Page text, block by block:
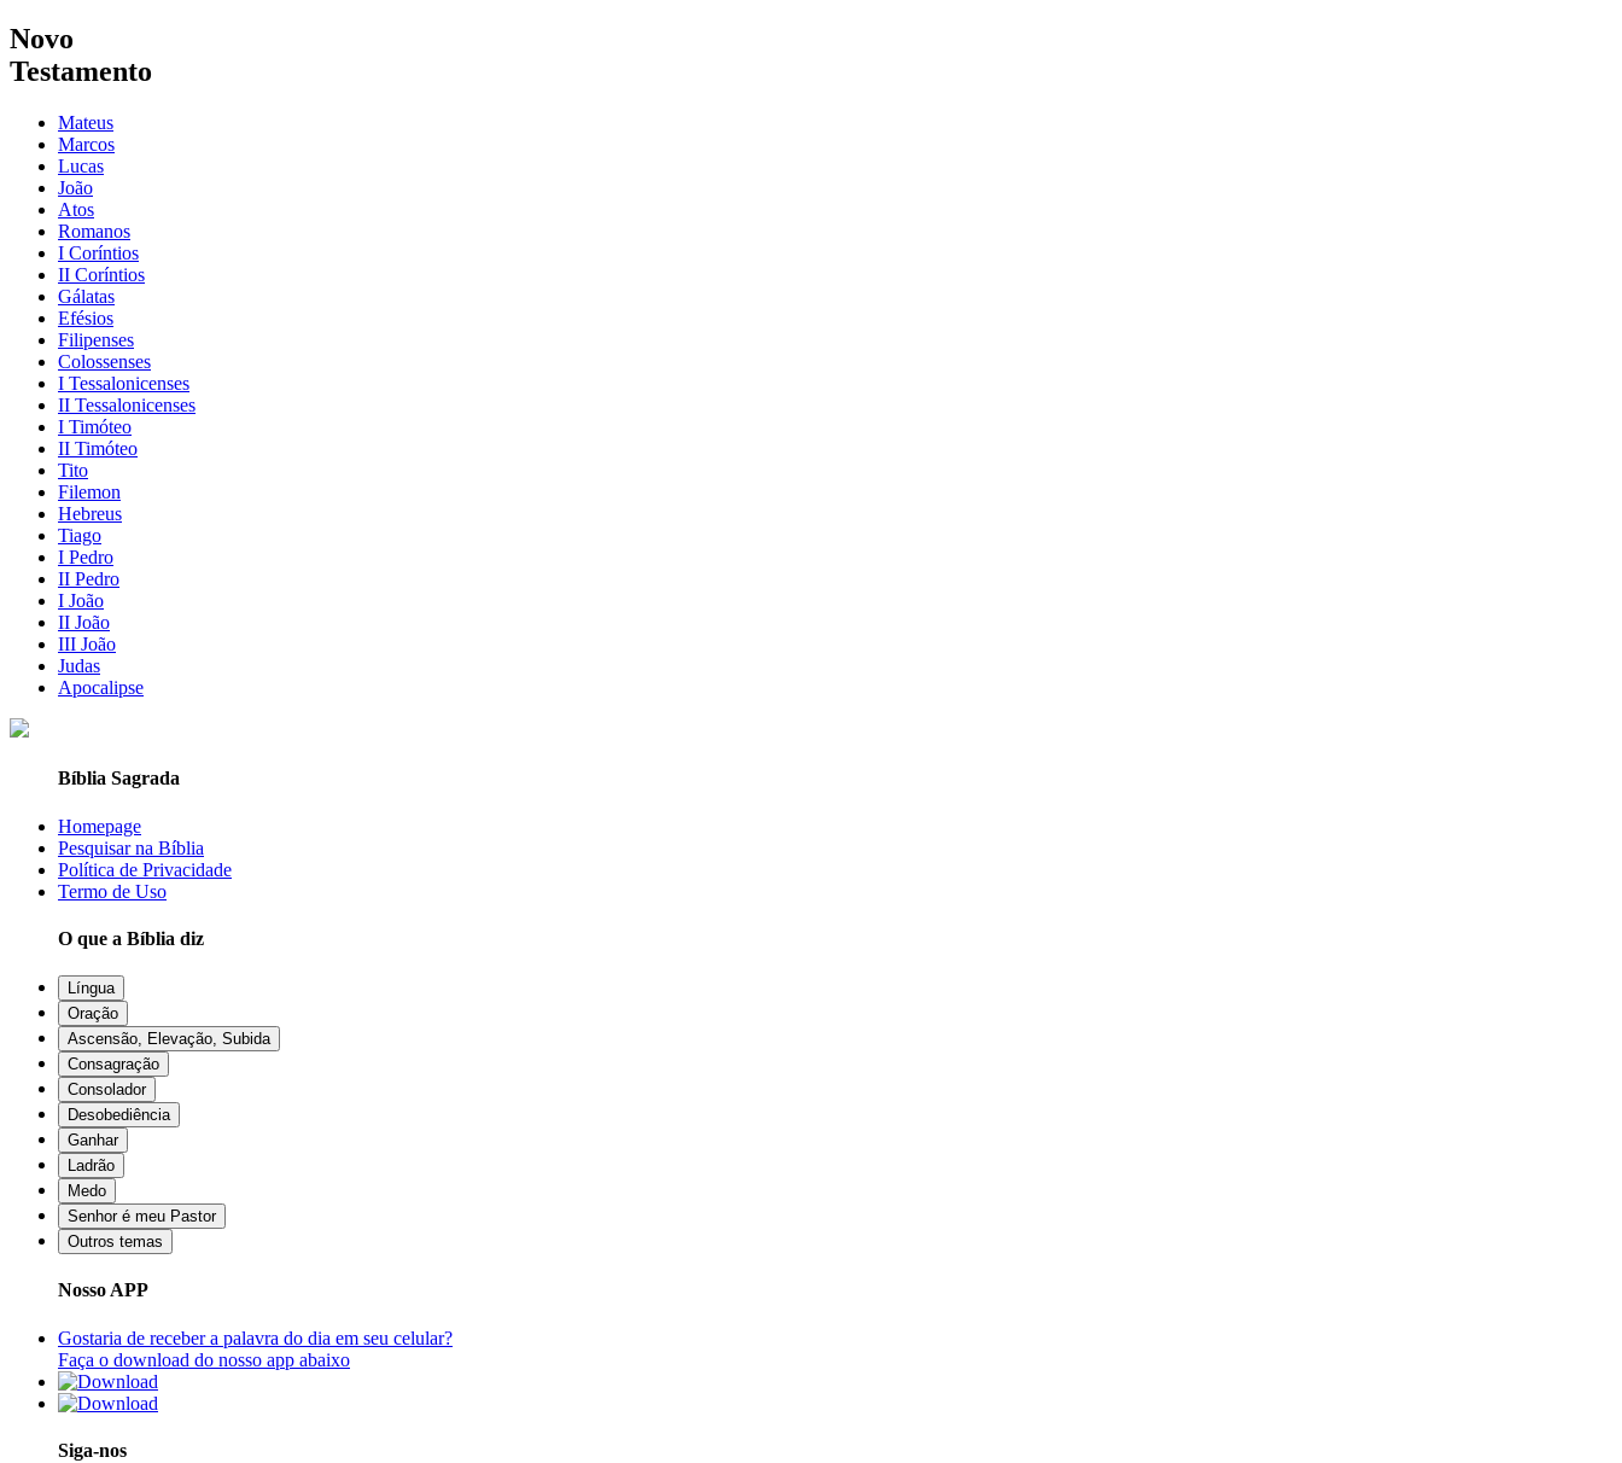
Novo
Testamento
Mateus
Marcos
Lucas
João
Atos
Romanos
I Coríntios
II Coríntios
Gálatas
Efésios
Filipenses
Colossenses
I Tessalonicenses
II Tessalonicenses
I Timóteo
II Timóteo
Tito
Filemon
Hebreus
Tiago
I Pedro
II Pedro
I João
II João
III João
Judas
Apocalipse
Bíblia Sagrada
Homepage
Pesquisar na Bíblia
Política de Privacidade
Termo de Uso
O que a Bíblia diz
Língua
Oração
Ascensão, Elevação, Subida
Consagração
Consolador
Desobediência
Ganhar
Ladrão
Medo
Senhor é meu Pastor
Outros temas
Nosso APP
Gostaria de receber a palavra do dia em seu celular?
Faça o download do nosso app abaixo
Siga-nos